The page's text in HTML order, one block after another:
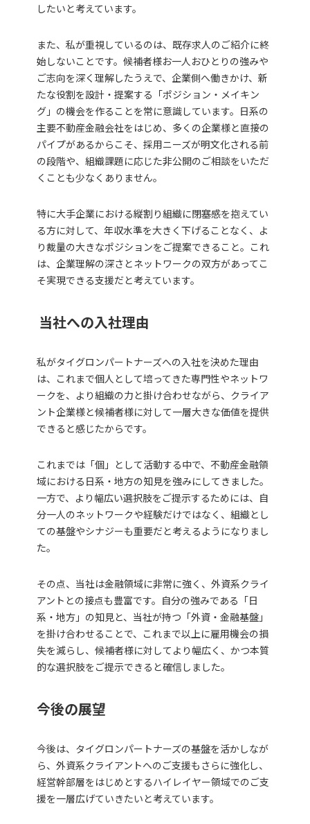
したいと考えています。
また、私が重視しているのは、既存求人のご紹介に終
始しないことです。候補者様お一人おひとりの強みや
ご志向を深く理解したうえで、企業側へ働きかけ、新
たな役割を設計・提案する「ポジション・メイキン
グ」の機会を作ることを常に意識しています。日系の
主要不動産金融会社をはじめ、多くの企業様と直接の
パイプがあるからこそ、採用ニーズが明文化される前
の段階や、組織課題に応じた非公開のご相談をいただ
くことも少なくありません。
特に大手企業における縦割り組織に閉塞感を抱えてい
る方に対して、年収水準を大きく下げることなく、よ
り裁量の大きなポジションをご提案できること。これ
は、企業理解の深さとネットワークの双方があってこ
そ実現できる支援だと考えています。
当社への入社理由
私がタイグロンパートナーズへの入社を決めた理由
は、これまで個人として培ってきた専門性やネットワ
ークを、より組織の力と掛け合わせながら、クライア
ント企業様と候補者様に対して一層大きな価値を提供
できると感じたからです。
これまでは「個」として活動する中で、不動産金融領
域における日系・地方の知見を強みにしてきました。
一方で、より幅広い選択肢をご提示するためには、自
分一人のネットワークや経験だけではなく、組織とし
ての基盤やシナジーも重要だと考えるようになりまし
た。
その点、当社は金融領域に非常に強く、外資系クライ
アントとの接点も豊富です。自分の強みである「日
系・地方」の知見と、当社が持つ「外資・金融基盤」
を掛け合わせることで、これまで以上に雇用機会の損
失を減らし、候補者様に対してより幅広く、かつ本質
的な選択肢をご提示できると確信しました。
今後の展望
今後は、タイグロンパートナーズの基盤を活かしなが
ら、外資系クライアントへのご支援もさらに強化し、
経営幹部層をはじめとするハイレイヤー領域でのご支
援を一層広げていきたいと考えています。